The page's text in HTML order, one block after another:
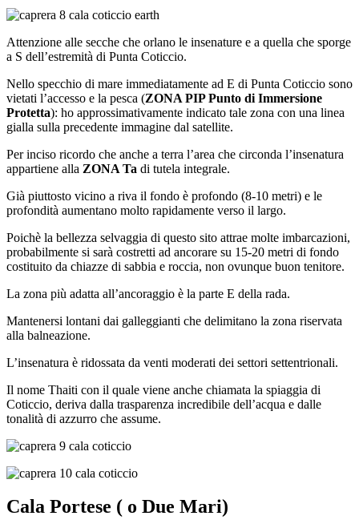
Attenzione alle secche che orlano le insenature e a quella che sporge
a S dell’estremità di Punta Coticcio.
Nello specchio di mare immediatamente ad E di Punta Coticcio sono
vietati l’accesso e la pesca (ZONA PIP Punto di Immersione
Protetta): ho approssimativamente indicato tale zona con una linea
gialla sulla precedente immagine dal satellite.
Per inciso ricordo che anche a terra l’area che circonda l’insenatura
appartiene alla ZONA Ta di tutela integrale.
Già piuttosto vicino a riva il fondo è profondo (8-10 metri) e le
profondità aumentano molto rapidamente verso il largo.
Poichè la bellezza selvaggia di questo sito attrae molte imbarcazioni,
probabilmente si sarà costretti ad ancorare su 15-20 metri di fondo
costituito da chiazze di sabbia e roccia, non ovunque buon tenitore.
La zona più adatta all’ancoraggio è la parte E della rada.
Mantenersi lontani dai galleggianti che delimitano la zona riservata
alla balneazione.
L’insenatura è ridossata da venti moderati dei settori settentrionali.
Il nome Thaiti con il quale viene anche chiamata la spiaggia di
Coticcio, deriva dalla trasparenza incredibile dell’acqua e dalle
tonalità di azzurro che assume.
Cala Portese ( o Due Mari)